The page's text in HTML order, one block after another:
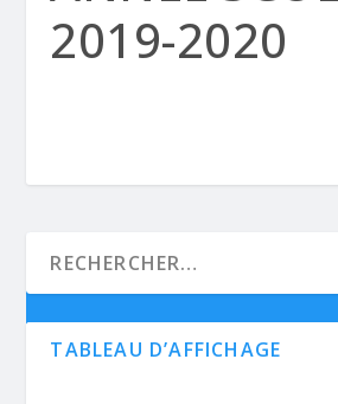
2019-2020
TABLEAU D’AFFICHAGE